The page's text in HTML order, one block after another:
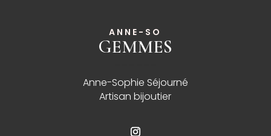
ANNE-SO
GEMMES
Anne-Sophie Séjourné
Artisan bijoutier